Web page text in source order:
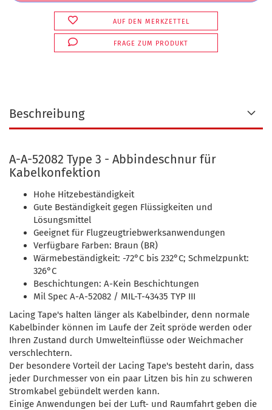
AUF DEN MERKZETTEL
FRAGE ZUM PRODUKT
Beschreibung
A-A-52082 Type 3 - Abbindeschnur für
Kabelkonfektion
Hohe Hitzebeständigkeit
Gute Beständigkeit gegen Flüssigkeiten und
Lösungsmittel
Geeignet für Flugzeugtriebwerksanwendungen
Verfügbare Farben: Braun (BR)
Wärmebeständigkeit: -72°C bis 232°C; Schmelzpunkt:
326°C
Beschichtungen: A-Kein Beschichtungen
Mil Spec A-A-52082 / MIL-T-43435 TYP III
Lacing Tape's halten länger als Kabelbinder, denn normale
Kabelbinder können im Laufe der Zeit spröde werden oder
Ihren Zustand durch Umwelteinflüsse oder Weichmacher
verschlechtern.
Der besondere Vorteil der Lacing Tape's besteht darin, dass
jeder Durchmesser von ein paar Litzen bis hin zu schweren
Stromkabel gebündelt werden kann.
Einige Anwendungen bei der Luft- und Raumfahrt geben die